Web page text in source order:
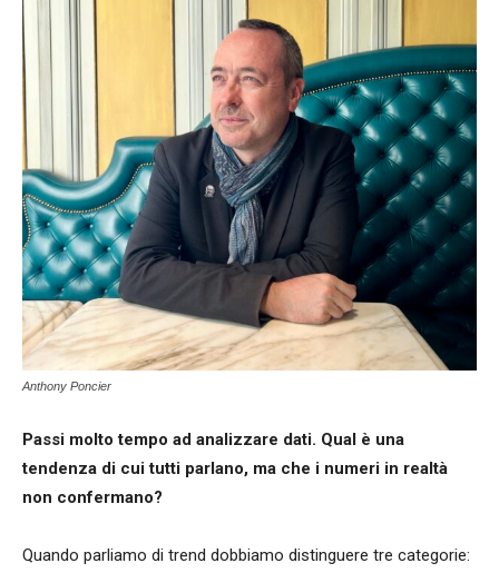
Anthony Poncier
Passi molto tempo ad analizzare dati. Qual è una
tendenza di cui tutti parlano, ma che i numeri in realtà
non confermano?
Quando parliamo di trend dobbiamo distinguere tre categorie: